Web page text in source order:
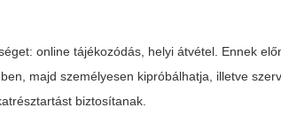
online tájékozódás, helyi átvétel. Ennek
majd személyesen kipróbálhatja, illetve
biztosítanak.